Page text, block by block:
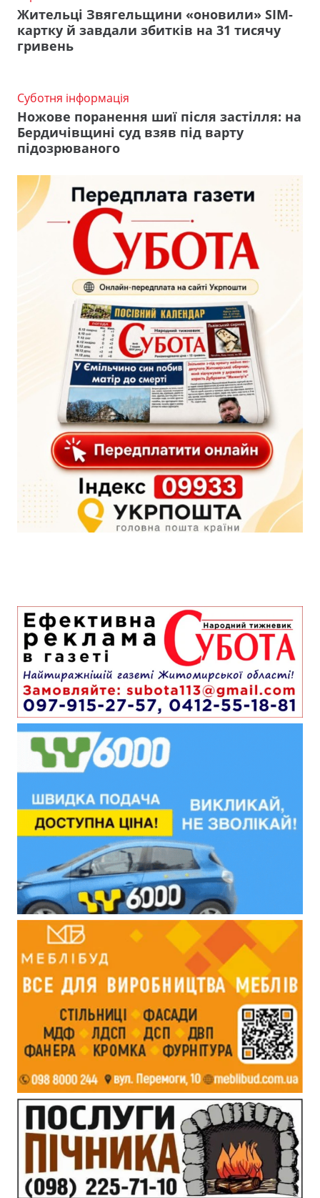
Жительці Звягельщини «оновили» SIM-
картку й завдали збитків на 31 тисячу
гривень
Суботня інформація
Ножове поранення шиї після застілля: на
Бердичівщині суд взяв під варту
підозрюваного